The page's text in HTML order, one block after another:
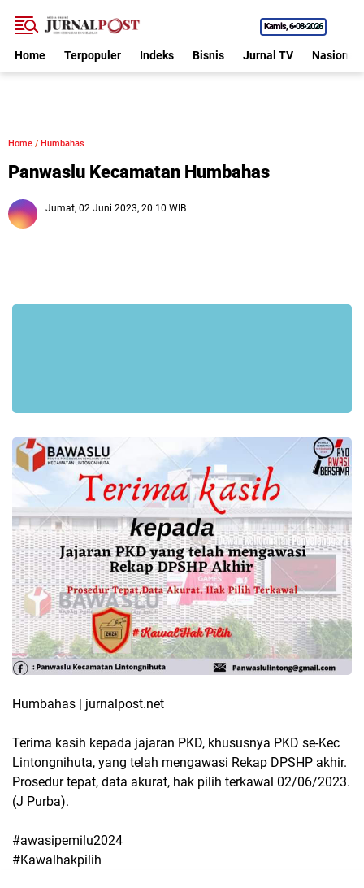
Kamis 6•08•2026
Home Terpopuler Indeks Bisnis Jurnal TV Nasional
Home / Humbahas
Panwaslu Kecamatan Humbahas
Jumat, 02 Juni 2023, 20.10 WIB
Humbahas | jurnalpost.net
Terima kasih kepada jajaran PKD, khususnya PKD se-Kec
Lintongnihuta, yang telah mengawasi Rekap DPSHP akhir.
Prosedur tepat, data akurat, hak pilih terkawal 02/06/2023.
(J Purba).
#awasipemilu2024
#Kawalhakpilih